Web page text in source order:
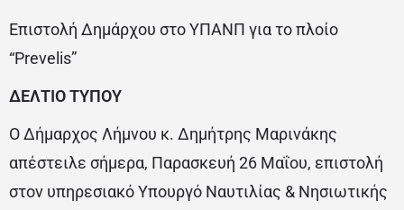
Επιστολή Δημάρχου στο ΥΠΑΝΠ για το πλοίο
“Prevelis”
ΔΕΛΤΙΟ ΤΥΠΟΥ
Ο Δήμαρχος Λήμνου κ. Δημήτρης Μαρινάκης
απέστειλε σήμερα, Παρασκευή 26 Μαΐου, επιστολή
στον υπηρεσιακό Υπουργό Ναυτιλίας & Νησιωτικής